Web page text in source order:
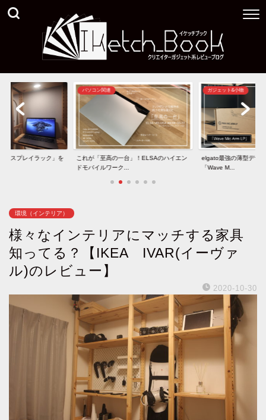
」！ELSAのハイエン
ガジェット&小物
elgato最強の薄型デザインマイクアーム
「Wave M...
ガジェット&小物
40インチ型5K2Kモニ
と「U40...
環境（インテリア）
様々なインテリアにマッチする家具
知ってる？【IKEA IVAR(イーヴァ
ル)のレビュー】
2020-10-30